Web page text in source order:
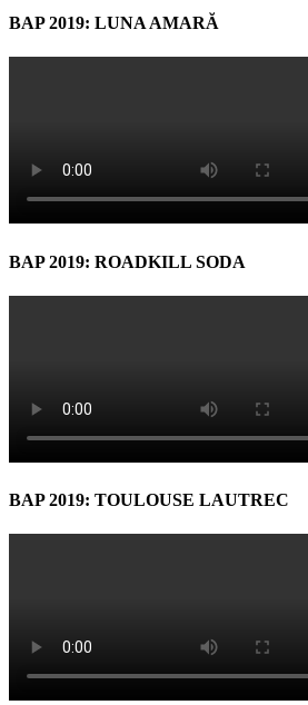
BAP 2019: LUNA AMARĂ
BAP 2019: ROADKILL SODA
BAP 2019: TOULOUSE LAUTREC